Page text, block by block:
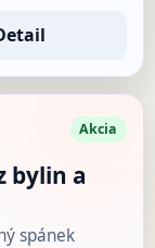
Akcia
bylin a
spánek